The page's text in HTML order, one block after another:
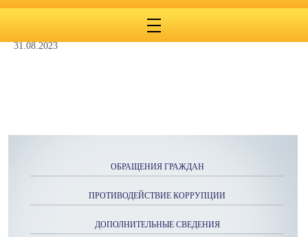
31.08.2023
ОБРАЩЕНИЯ ГРАЖДАН
ПРОТИВОДЕЙСТВИЕ КОРРУПЦИИ
ДОПОЛНИТЕЛЬНЫЕ СВЕДЕНИЯ